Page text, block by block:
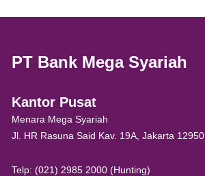
PT Bank Mega Syariah
Kantor Pusat
Menara Mega Syariah
Jl. HR Rasuna Said Kav. 19A, Jakarta 12950
Telp: (021) 2985 2000 (Hunting)